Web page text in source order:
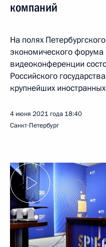
компаний
На полях
экономического
видеоконференции
Российского
крупнейших
4 июня 2021 года 18:40
Санкт-Петербург